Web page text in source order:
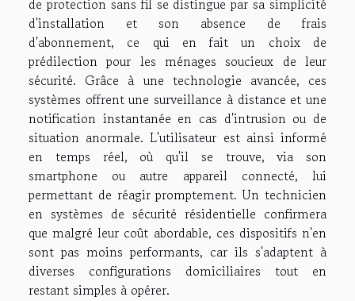
de protection sans fil se distingue par sa simplicité
d'installation et son absence de frais
d'abonnement, ce qui en fait un choix de
prédilection pour les ménages soucieux de leur
sécurité. Grâce à une technologie avancée, ces
systèmes offrent une surveillance à distance et une
notification instantanée en cas d'intrusion ou de
situation anormale. L'utilisateur est ainsi informé
en temps réel, où qu'il se trouve, via son
smartphone ou autre appareil connecté, lui
permettant de réagir promptement. Un technicien
en systèmes de sécurité résidentielle confirmera
que malgré leur coût abordable, ces dispositifs n'en
sont pas moins performants, car ils s'adaptent à
diverses configurations domiciliaires tout en
restant simples à opérer.